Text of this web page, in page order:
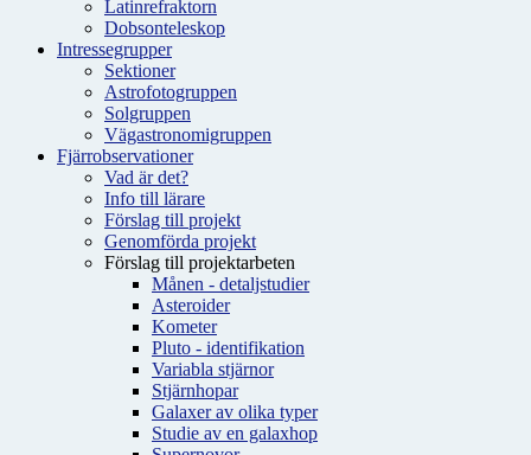
Latinrefraktorn
Dobsonteleskop
Intressegrupper
Sektioner
Astrofotogruppen
Solgruppen
Vägastronomigruppen
Fjärrobservationer
Vad är det?
Info till lärare
Förslag till projekt
Genomförda projekt
Förslag till projektarbeten
Månen - detaljstudier
Asteroider
Kometer
Pluto - identifikation
Variabla stjärnor
Stjärnhopar
Galaxer av olika typer
Studie av en galaxhop